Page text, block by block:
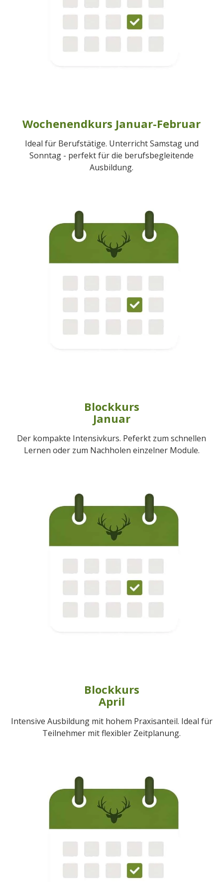
Wochenendkurs Januar-Februar
Ideal für Berufstätige. Unterricht Samstag und
Sonntag - perfekt für die berufsbegleitende
Ausbildung.
Blockkurs
Januar
Der kompakte Intensivkurs. Peferkt zum schnellen
Lernen oder zum Nachholen einzelner Module.
Blockkurs
April
Intensive Ausbildung mit hohem Praxisanteil. Ideal für
Teilnehmer mit flexibler Zeitplanung.